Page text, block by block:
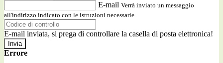
E-mail Verrà inviato un messaggio
all'indirizzo indicato con le istruzioni necessarie.
E-mail inviata, si prega di controllare la casella di posta elettronica!
Errore